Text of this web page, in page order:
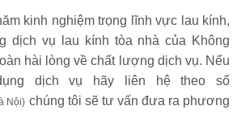
kinh nghiệm trọng lĩnh vực lau kính,
dịch vụ lau kính tòa nhà của Không
hài lòng về chất lượng dịch vụ. Nếu
dịch vụ hãy liên hệ theo số
Nội) chúng tôi sẽ tư vấn đưa ra phương